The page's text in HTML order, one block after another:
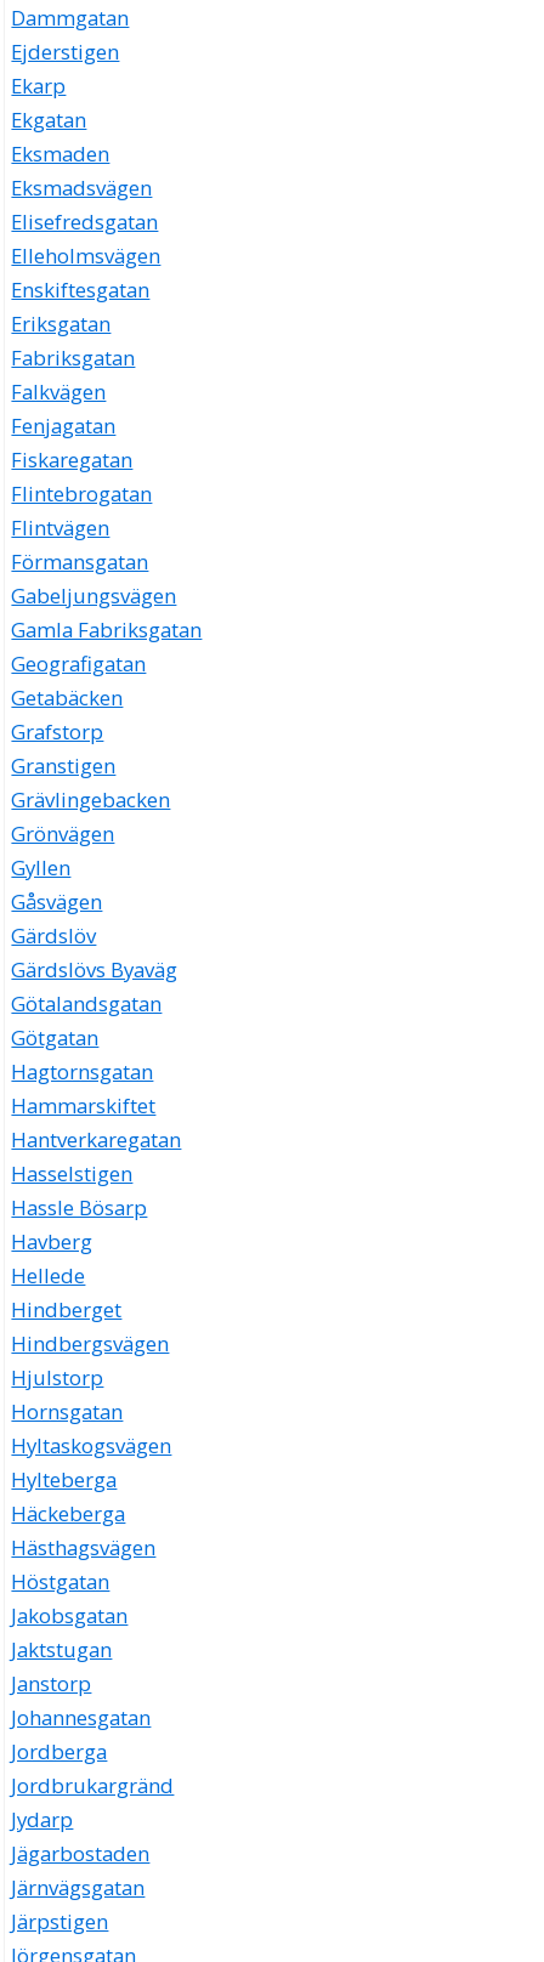
Dammgatan
Ejderstigen
Ekarp
Ekgatan
Eksmaden
Eksmadsvägen
Elisefredsgatan
Elleholmsvägen
Enskiftesgatan
Eriksgatan
Fabriksgatan
Falkvägen
Fenjagatan
Fiskaregatan
Flintebrogatan
Flintvägen
Förmansgatan
Gabeljungsvägen
Gamla Fabriksgatan
Geografigatan
Getabäcken
Grafstorp
Granstigen
Grävlingebacken
Grönvägen
Gyllen
Gåsvägen
Gärdslöv
Gärdslövs Byaväg
Götalandsgatan
Götgatan
Hagtornsgatan
Hammarskiftet
Hantverkaregatan
Hasselstigen
Hassle Bösarp
Havberg
Hellede
Hindberget
Hindbergsvägen
Hjulstorp
Hornsgatan
Hyltaskogsvägen
Hylteberga
Häckeberga
Hästhagsvägen
Höstgatan
Jakobsgatan
Jaktstugan
Janstorp
Johannesgatan
Jordberga
Jordbrukargränd
Jydarp
Jägarbostaden
Järnvägsgatan
Järpstigen
Jörgensgatan